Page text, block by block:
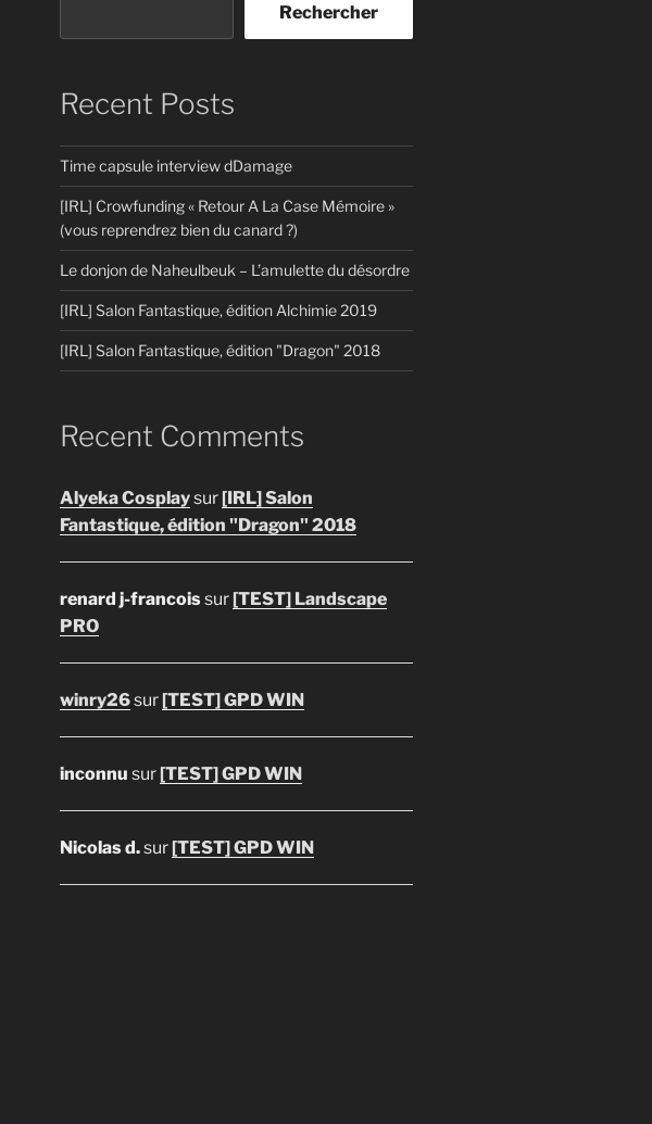
Rechercher
Recent Posts
Time capsule interview dDamage
[IRL] Crowfunding « Retour A La Case Mémoire »
(vous reprendrez bien du canard ?)
Le donjon de Naheulbeuk – L’amulette du désordre
[IRL] Salon Fantastique, édition Alchimie 2019
[IRL] Salon Fantastique, édition "Dragon" 2018
Recent Comments
Alyeka Cosplaysur [IRL] Salon
Fantastique, édition "Dragon" 2018
renard j-francoissur [TEST] Landscape
PRO
winry26sur [TEST] GPD WIN
inconnu sur [TEST] GPD WIN
Nicolas d.sur [TEST] GPD WIN